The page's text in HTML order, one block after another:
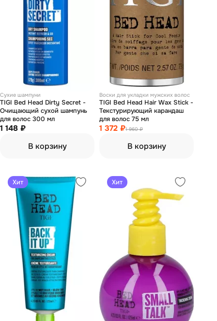
Сухие шампуни
TIGI Bed Head Dirty Secret -
Очищающий сухой шампунь
для волос 300 мл
1 148 ₽
В корзину
Воски для укладки мужских волос
TIGI Bed Head Hair Wax Stick -
Текстурирующий карандаш
для волос 75 мл
1 372 ₽1 960 ₽
В корзину
Хит Хит